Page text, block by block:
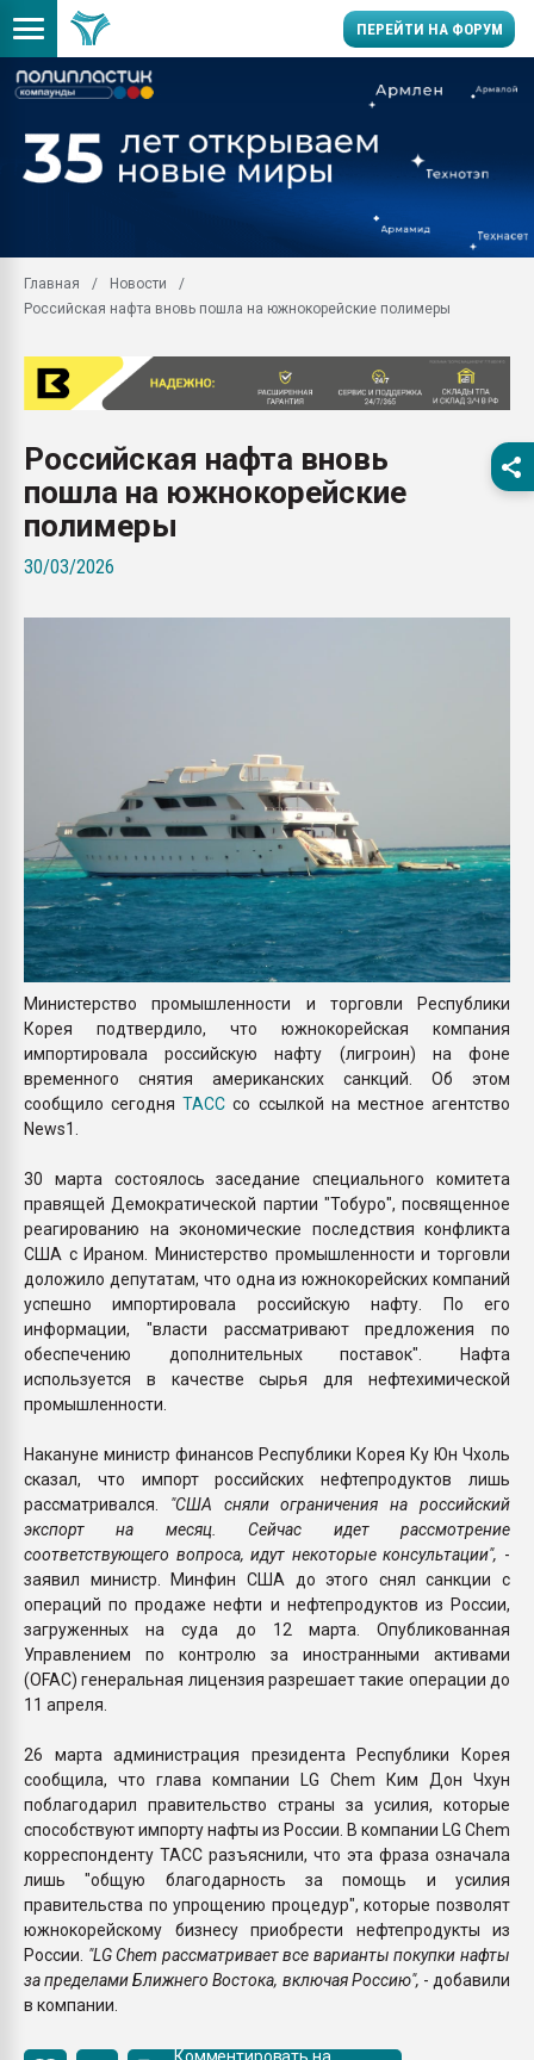
ПЕРЕЙТИ НА ФОРУМ
Вакуум-формовочные
28.07.2026
Всё, что касается
бутылок
Материал поверхности
вакуумного
ПЕРЕЙТИ НА
Главная
Новости
Российская нафта вновь пошла на южнокорейские полимеры
Российская нафта вновь
пошла на южнокорейские
полимеры
30/03/2026
Министерство промышленности и торговли Республики
Корея подтвердило, что южнокорейская компания
импортировала российскую нафту (лигроин) на фоне
временного снятия американских санкций. Об этом
сообщило сегодняТАСС со ссылкой на местное агентство
News1.
30 марта состоялось заседание специального комитета
правящей Демократической партии "Тобуро", посвященное
реагированию на экономические последствия конфликта
США с Ираном. Министерство промышленности и торговли
доложило депутатам, что одна из южнокорейских компаний
успешно импортировала российскую нафту. По его
информации, "власти рассматривают предложения по
обеспечению дополнительных поставок". Нафта
используется в качестве сырья для нефтехимической
промышленности.
Накануне министр финансов Республики Корея Ку Юн Чхоль
сказал, что импорт российских нефтепродуктов лишь
рассматривался. "США сняли ограничения на российский
экспорт на месяц. Сейчас идет рассмотрение
соответствующего вопроса, идут некоторые консультации", -
заявил министр. Минфин США до этого снял санкции с
операций по продаже нефти и нефтепродуктов из России,
загруженных на суда до 12 марта. Опубликованная
Управлением по контролю за иностранными активами
(OFAC) генеральная лицензия разрешает такие операции до
11 апреля.
26 марта администрация президента Республики Корея
сообщила, что глава компании LG Chem Ким Дон Чхун
поблагодарил правительство страны за усилия, которые
способствуют импорту нафты из России. В компании LG Chem
корреспонденту ТАСС разъяснили, что эта фраза означала
лишь "общую благодарность за помощь и усилия
правительства по упрощению процедур", которые позволят
южнокорейскому бизнесу приобрести нефтепродукты из
России. "LG Chem рассматривает все варианты покупки нафты
за пределами Ближнего Востока, включая Россию", - добавили
в компании.